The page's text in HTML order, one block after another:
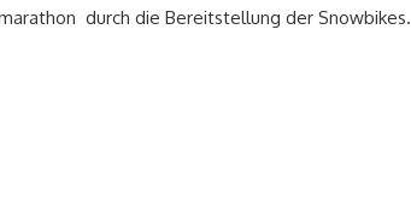
durch die Bereitstellung der Snowbikes.